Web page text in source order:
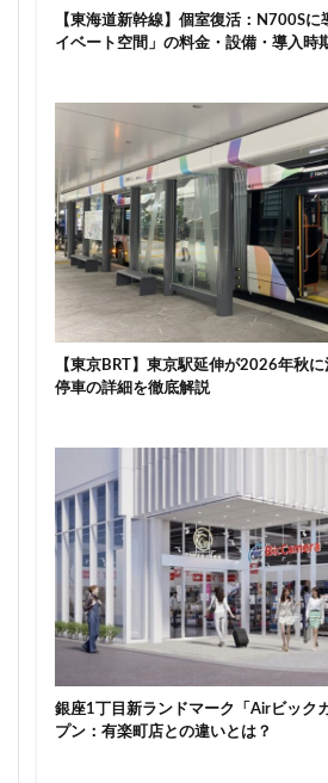
【東海道新幹線】個室復活：N700S
イベート空間」の料金・設備・導入時
【東京BRT】東京駅延伸が2026年秋
停車の詳細を徹底解説
銀座1丁目新ランドマーク「Airビック
プン：有楽町店との違いとは？